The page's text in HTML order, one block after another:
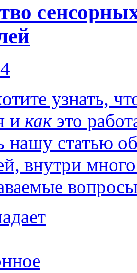
узнать,
и какэто
нашу статью
внутри